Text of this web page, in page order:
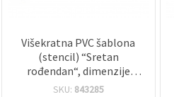
Višekratna PVC šablona
(stencil) “Sretan
rođendan“, dimenzije
otiska 12 x 5 cm
SKU: 843285